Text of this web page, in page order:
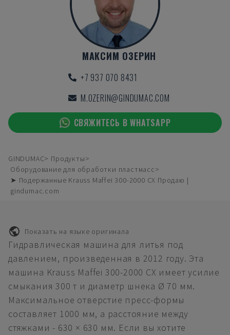
МАКСИМ ОЗЕРИН
+7 937 070 8431
M.OZERIN@GINDUMAC.COM
СВЯЖИТЕСЬ В WHATSAPP
GINDUMAC
Продукты
Оборудование для обработки пластмасс
➤ Подержанные Krauss Maffei 300-2000 CX Продаю |
gindumac.com
Показать на языке оригинала
Гидравлическая машина для литья под
давлением, произведенная в 2012 году. Эта
машина Krauss Maffei 300-2000 CX имеет усилие
смыкания 300 т и диаметр шнека Ø 70 мм.
Максимальное отверстие пресс-формы
составляет 1000 мм, а расстояние между
стяжками - 630 × 630 мм. Если вы хотите